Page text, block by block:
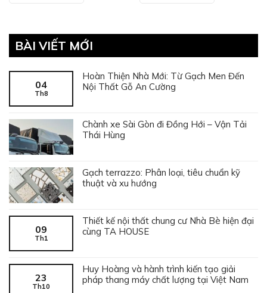
BÀI VIẾT MỚI
04
Th8
Hoàn Thiện Nhà Mới: Từ Gạch Men Đến
Nội Thất Gỗ An Cường
Chành xe Sài Gòn đi Đồng Hới – Vận Tải
Thái Hùng
Gạch terrazzo: Phân loại, tiêu chuẩn kỹ
thuật và xu hướng
09
Th1
Thiết kế nội thất chung cư Nhà Bè hiện đại
cùng TA HOUSE
23
Th10
Huy Hoàng và hành trình kiến tạo giải
pháp thang máy chất lượng tại Việt Nam